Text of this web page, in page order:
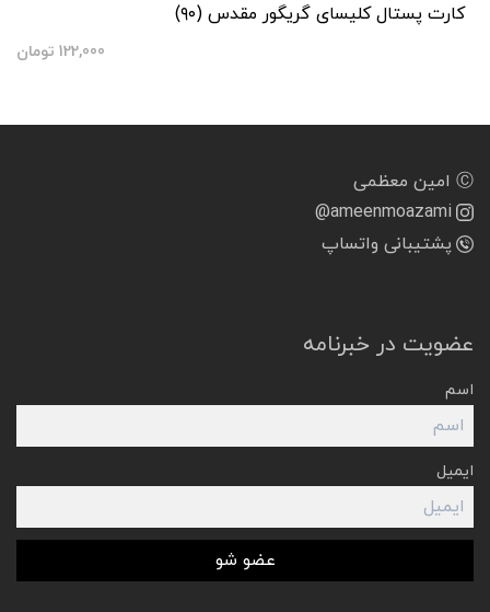
کارت پستال کلیسای گریگور مقدس (۹۰)
122,000 تومان
Ⓒ امین معظمی
@ameenmoazami
پشتیبانی واتساپ
عضویت در خبرنامه
اسم
ایمیل